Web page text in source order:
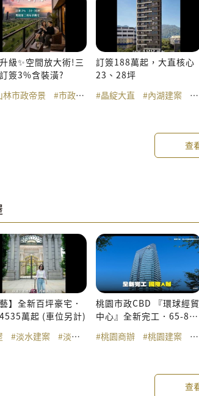
級✨空間放大術!三
簽3%含裝潢?
林市政帝景
#市政帝景 #捷運三重站 #雙捷三重站
訂簽188萬起，大直核心
23、28坪
#晶綻大直
#內湖建案 #
查
藝】全新百坪豪宅．
萬起 (車位另計)
#淡水建案 #淡江大橋 #淡水輕軌 #天藝
桃園市政CBD 『環球經貿
中心』全新完工．65-800
#桃園商辦 #桃園建案 #
查